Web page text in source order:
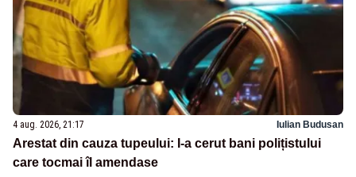
4 aug. 2026, 21:17 Iulian Budusan
Arestat din cauza tupeului: I-a cerut bani polițistului
care tocmai îl amendase